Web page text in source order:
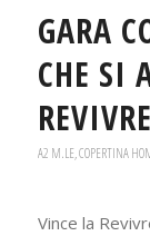
GARA
CHE SI
A2 M.LE,COPERTINA
Vince la